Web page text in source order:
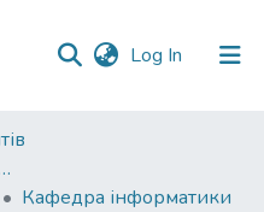
Log In (current)
вищої освіти бакалаврських програм
Кафедра інформатики